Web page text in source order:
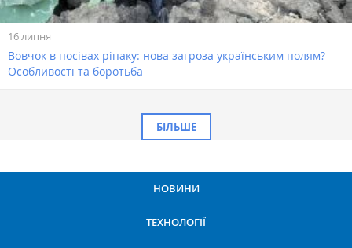
16 липня
Вовчок в посівах ріпаку: нова загроза українським полям?
Особливості та боротьба
БІЛЬШЕ
НОВИНИ
ТЕХНОЛОГІЇ